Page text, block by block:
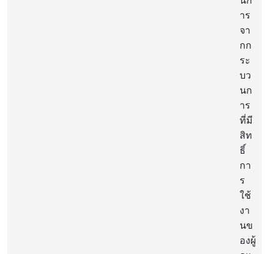
าร
จา
กก
ระ
บว
นก
าร
ที่มี
สิท
ธิ์
กา
ร
ใช้
งา
นข
องผู้